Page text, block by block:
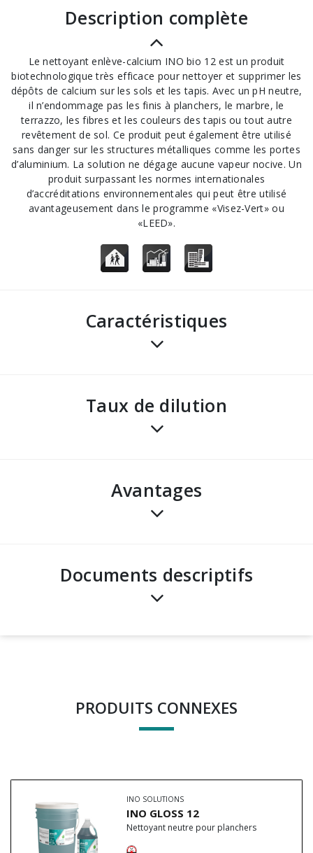
description complète
Le nettoyant enlève-calcium INO bio 12 est un produit
biotechnologique très efficace pour nettoyer et supprimer les
dépôts de calcium sur les sols et les tapis. Avec un pH neutre,
il n’endommage pas les finis à planchers, le marbre, le
terrazzo, les fibres et les couleurs des tapis ou tout autre
revêtement de sol. Ce produit peut également être utilisé
sans danger sur les structures métalliques comme les portes
d’aluminium. La solution ne dégage aucune vapeur nocive. Un
produit surpassant les normes internationales
d’accréditations environnementales qui peut être utilisé
avantageusement dans le programme «Visez-Vert» ou
«LEED».
Caractéristiques
Taux de dilution
avantages
Documents descriptifs
PRODUITS CONNEXES
INO SOLUTIONS
INO GLOSS 12
Nettoyant neutre pour planchers